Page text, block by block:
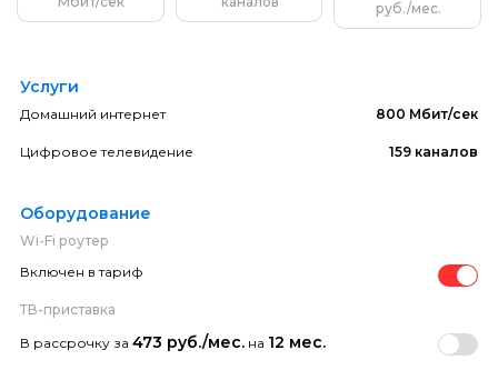
руб./мес.
Услуги
Домашний интернет 800 Мбит/сек
Цифровое телевидение 159 каналов
Оборудование
Wi-Fi роутер
Включен в тариф
ТВ-приставка
В рассрочку за 473 руб./мес. на 12 мес.